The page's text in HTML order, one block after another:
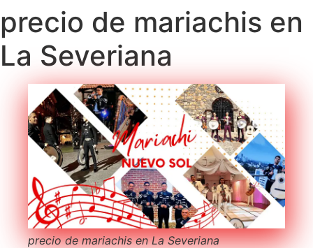
precio de mariachis en
La Severiana
precio de mariachis en La Severiana